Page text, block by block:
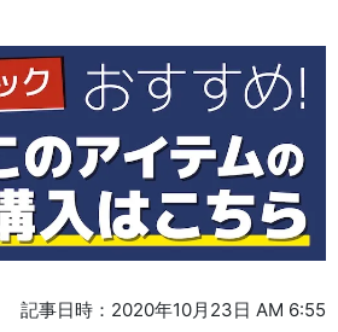
記事日時：2020年10月23日 AM 6:55